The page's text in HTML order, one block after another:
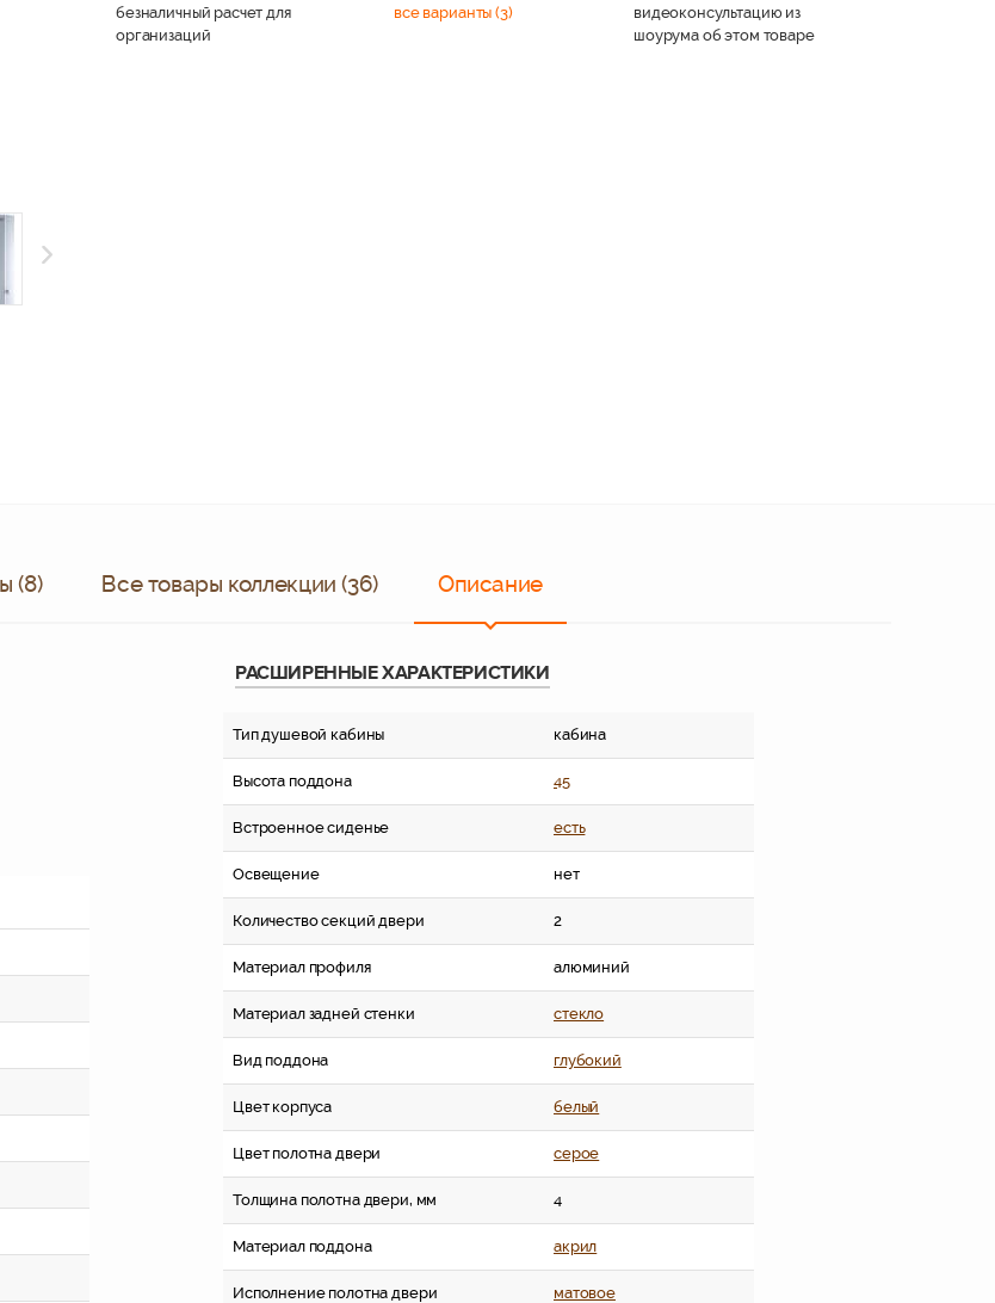
безналичный расчет для
организаций
все варианты (3)
видеоконсультацию из
шоурума об этом товаре
(8) Все товары коллекции (36) Описание
РАСШИРЕННЫЕ ХАРАКТЕРИСТИКИ
Тип душевой кабины кабина
Высота поддона 45
Встроенное сиденье есть
Освещение нет
Количество секций двери 2
Материал профиля алюминий
Материал задней стенки стекло
Вид поддона глубокий
Цвет корпуса белый
Цвет полотна двери серое
Толщина полотна двери, мм 4
Материал поддона акрил
Исполнение полотна двери матовое